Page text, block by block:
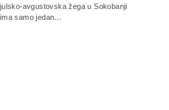
julsko-avgustovska žega u Sokobanji
ima samo jedan…